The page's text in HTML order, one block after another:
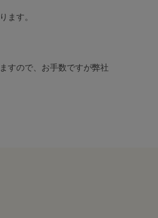
ます。
すので、お手数ですが弊社